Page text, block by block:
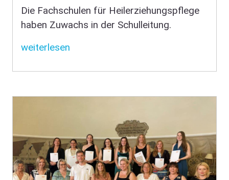
Die Fachschulen für Heilerziehungspflege
haben Zuwachs in der Schulleitung.
weiterlesen